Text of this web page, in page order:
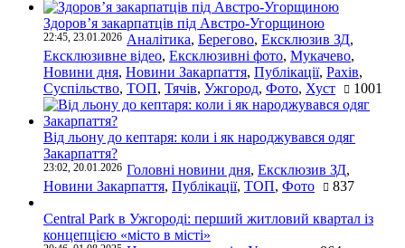
Здоров’я закарпатців під Австро-Угорщиною
22:45, 23.01.2026 Аналітика, Берегово, Ексклюзив ЗД,
Ексклюзивне відео, Ексклюзивні фото, Мукачево,
Новини дня, Новини Закарпаття, Публікації, Рахів,
Суспільство, ТОП, Тячів, Ужгород, Фото, Хуст 1001
Від льону до кептаря: коли і як народжувався одяг
Закарпаття?
23:02, 20.01.2026 Головні новини дня, Ексклюзив ЗД,
Новини Закарпаття, Публікації, ТОП, Фото 837
Central Park в Ужгороді: перший житловий квартал із
концепцією «місто в місті»